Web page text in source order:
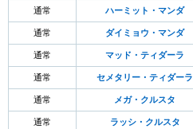
通常 ハーミット・マンダ
通常 ダイミョウ・マンダ
通常 マッド・ティダーラ
通常 セメタリー・ティダーラ
通常 メガ・クルスタ
通常 ラッシ・クルスタ